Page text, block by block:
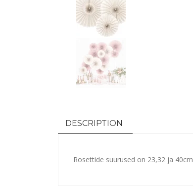
DESCRIPTION
Rosettide suurused on 23,32 ja 40cm